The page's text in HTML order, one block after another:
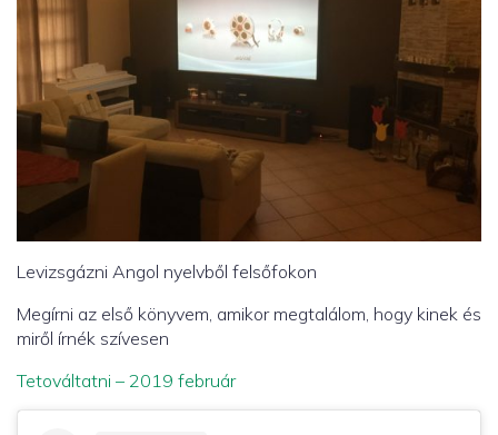
Levizsgázni Angol nyelvből felsőfokon
Megírni az első könyvem, amikor megtalálom, hogy kinek és
miről írnék szívesen
Tetováltatni – 2019 február